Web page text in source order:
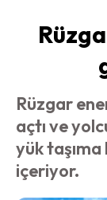
Rüzgar
açtı ve
yük
içeriyor.